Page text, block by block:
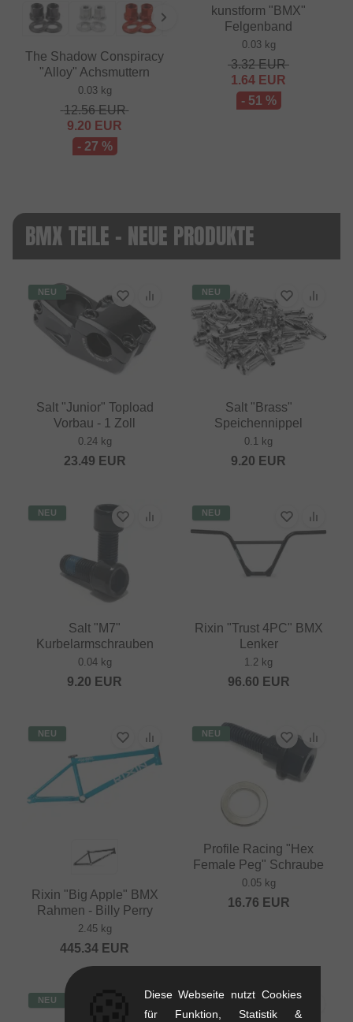
The Shadow Conspiracy
"Alloy" Achsmuttern
0.03 kg
12.56EUR
9.20 EUR
- 27 %
kunstform "BMX"
Felgenband
0.03 kg
3.32EUR
1.64 EUR
- 51 %
BMX TEILE - NEUE PRODUKTE
NEU
Salt "Junior" Topload
Vorbau - 1 Zoll
0.24 kg
23.49 EUR
NEU
Salt "Brass"
Speichennippel
0.1 kg
9.20 EUR
NEU
Salt "M7"
Kurbelarmschrauben
0.04 kg
9.20 EUR
NEU
Rixin "Trust 4PC" BMX
Lenker
1.2 kg
96.60 EUR
NEU
Rixin "Big Apple" BMX
Rahmen - Billy Perry
2.45 kg
445.34 EUR
NEU
Profile Racing "Hex
Female Peg" Schraube
0.05 kg
16.76 EUR
NEU NEU
Diese Webseite nutzt Cookies
für Funktion, Statistik &